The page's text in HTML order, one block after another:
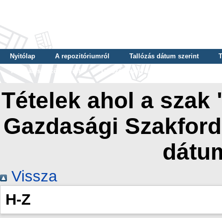
Nyitólap A repozitóriumról Tallózás dátum szerint
Tallózás szerző szerint
Tallózás nyelv szerint
Tételek ahol a
Gazdasági
Vissza
H-Z